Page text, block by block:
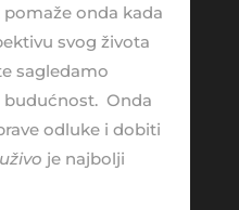
onda kada
svog života
sagledamo
budućnost. Onda
odluke i dobiti
je najbolji